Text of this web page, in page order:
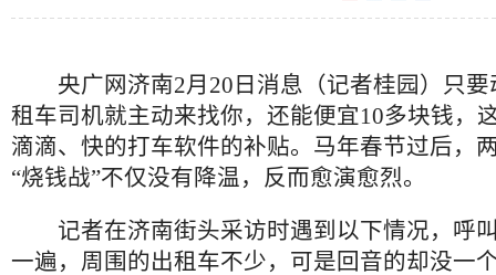
央广网济南2月20日消息（记者桂园）只要
租车司机就主动来找你，还能便宜10多块钱，
滴滴、快的打车软件的补贴。马年春节过后，
“烧钱战”不仅没有降温，反而愈演愈烈。
记者在济南街头采访时遇到以下情况，呼
一遍，周围的出租车不少，可是回音的却没一